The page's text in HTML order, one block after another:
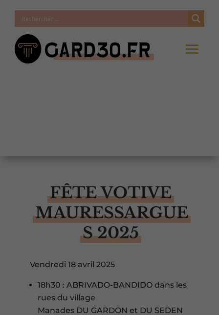
FÊTE VOTIVE
MAURESSARGUE
S 2025
Vendredi 18 avril 2025
18h30 : ABRIVADO-BANDIDO dans les
rues du village
Manades DU GARDON et DU SEDEN